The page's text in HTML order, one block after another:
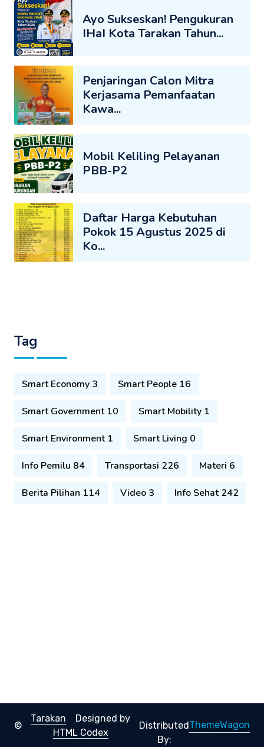
Ayo Sukseskan! Pengukuran
IHaI Kota Tarakan Tahun...
Penjaringan Calon Mitra
Kerjasama Pemanfaatan
Kawa...
Mobil Keliling Pelayanan
PBB-P2
Daftar Harga Kebutuhan
Pokok 15 Agustus 2025 di
Ko...
Tag
Smart Economy 3 Smart People 16
Smart Government 10 Smart Mobility 1
Smart Environment 1 Smart Living 0
Info Pemilu 84 Transportasi 226 Materi 6
Berita Pilihan 114 Video 3 Info Sehat 242
©
Tarakan
Designed by
HTML Codex
Distributed
By:
ThemeWagon